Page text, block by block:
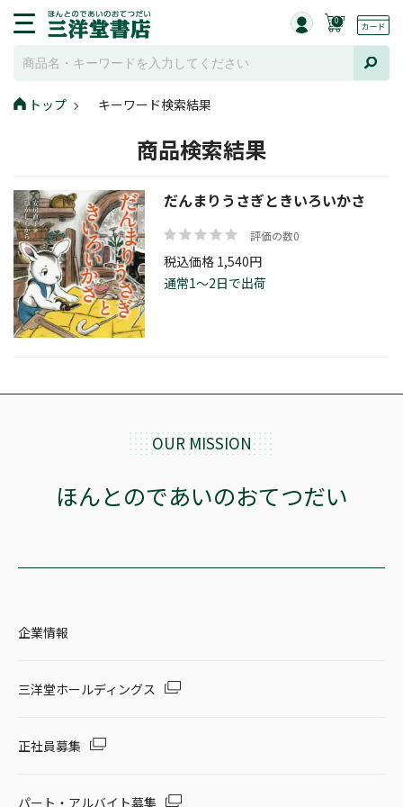
0
トップ キーワード検索結果
商品検索結果
だんまりうさぎときいろいかさ
評価の数0
税込価格 1,540円
通常1～2日で出荷
OUR MISSION
ほんとのであいのおてつだい
企業情報
三洋堂ホールディングス
正社員募集
パート・アルバイト募集